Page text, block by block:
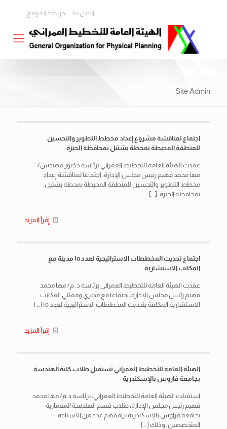
اتصل بنا خريطة الموقع
Site Admin
اجتماع لمناقشة مشروع إعداد مخطط التطوير والتحسين
للمنطقة المحيطة بمحطة بشتيل بمحافظة الجيزة
عقدت الهيئة العامة للتخطيط العمراني برئاسة دكتور مهندس/
مها محمد فهيم رئيس مجلس الإدارة، اجتماعًا لمناقشة إعداد
مخطط التطوير والتحسين للمنطقة المحيطة بمحطة بشتيل
بمحافظة الجيزة، […]
إقرأ المزيد
اجتماع تحديث المخططات الاستراتيجية لعدد ١٥ مدينة مع
المكاتب الاستشارية
عقدت الهيئة العامة للتخطيط العمراني برئاسة د. م/ مها محمد
فهيم رئيس مجلس الإدارة، اجتماعا مع مديري وممثلي المكاتب
الاستشارية المكلفة بتحديث المخططات الاستراتيجية لعدد ١٥
[…]
إقرأ المزيد
الهيئة العامة للتخطيط العمراني تستقبل طلاب كلية الهندسة
بجامعة فاروس بالإسكندرية
استقبلت الهيئة العامة للتخطيط العمراني، برئاسة د.م/ مها محمد
فهيم رئيس مجلس الإدارة، طلاب قسم الهندسة المعمارية
بجامعة فراوس بالإسكندرية يرافقهم عدد من الأستاذة
المتخصصين، وذلك […]